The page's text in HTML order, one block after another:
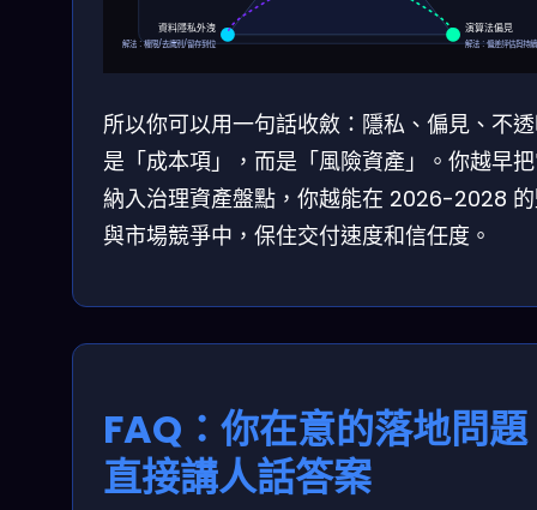
資料隱私外洩
解法：權限/去識別/留存到位
演算法偏見
解法：偏差評估與持
所以你可以用一句話收斂：隱私、偏見、不
是「成本項」，而是「風險資產」。你越早
納入治理資產盤點，你越能在 2026-2028
與市場競爭中，保住交付速度和信任度。
FAQ：你在意的落地問
直接講人話答案